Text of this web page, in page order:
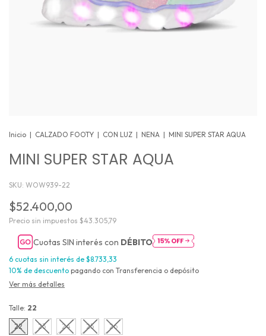
Inicio | CALZADO FOOTY | CON LUZ | NENA | MINI SUPER STAR AQUA
MINI SUPER STAR AQUA
SKU: WOW939-22
$52.400,00
Precio sin impuestos $43.305,79
Cuotas SIN interés con DÉBITO
6 cuotas sin interés de $8.733,33
10% de descuento pagando con Transferencia o depósito
Ver más detalles
Talle: 22
22 23 24 25 26